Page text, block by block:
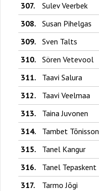
307.
Sulev Veerbek
308.
Susan Pihelgas
309.
Sven Talts
310.
Sören Vetevool
311.
Taavi Salura
312.
Taavi Veelmaa
313.
Taina Juvonen
314.
Tambet Tõnisson
315.
Tanel Kangur
316.
Tanel Tepaskent
317.
Tarmo Jõgi